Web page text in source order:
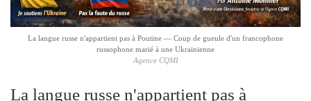
l
é
La langue russe n'appartient pas à Poutine — Coup de gueule d'un francophone
russophone marié à une Ukrainienne
Agence CQMI
La langue russe n'appartient pas à